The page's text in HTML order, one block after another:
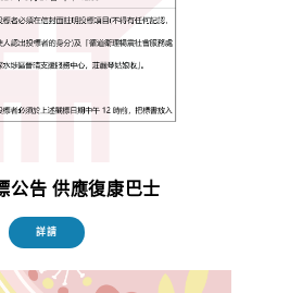
公告 供應復康巴士
詳請